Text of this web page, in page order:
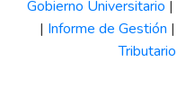
Gobierno Universitario |
| Informe de Gestión |
Tributario